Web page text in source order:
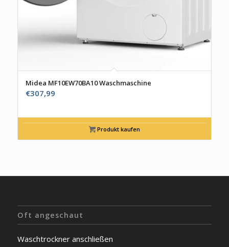
Midea MF10EW70BA10 Waschmaschine
€307,99
Produkt kaufen
Oft angeschaut
Waschtrockner anschließen